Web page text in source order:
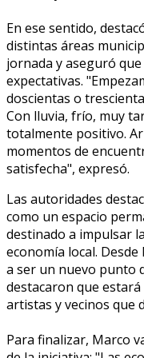
En ese sentido,
distintas áreas
jornada y aseguró
expectativas.
doscientas o
Con lluvia, frío, muy
totalmente positivo.
momentos de
satisfecha", expresó.
Las autoridades
como un espacio
destinado a impulsar
economía local.
a ser un nuevo punto
destacaron que
artistas y vecinos que
Para finalizar, Marco